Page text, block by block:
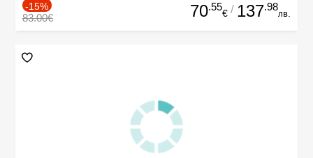
-15%
83.00€ 70.55
€ / 137.98
лв.